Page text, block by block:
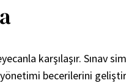
karşılaşır. Sınav
becerilerini